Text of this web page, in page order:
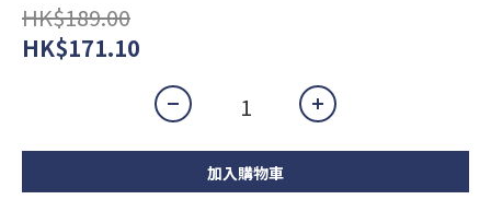
HK$189.00
HK$171.10
加入購物車